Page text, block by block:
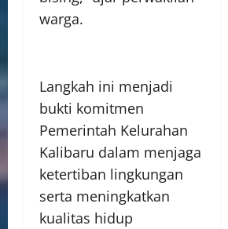
warga.
Langkah ini menjadi
bukti komitmen
Pemerintah Kelurahan
Kalibaru dalam menjaga
ketertiban lingkungan
serta meningkatkan
kualitas hidup